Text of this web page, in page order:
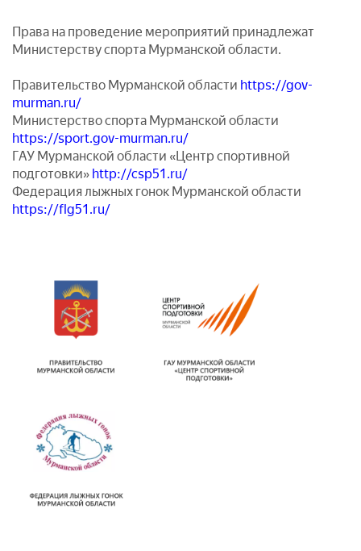
Права на проведение мероприятий принадлежат
Министерству спорта Мурманской области.
Правительство Мурманской области https://gov-
murman.ru/
Министерство спорта Мурманской области
https://sport.gov-murman.ru/
ГАУ Мурманской области «Центр спортивной
подготовки» http://csp51.ru/
Федерация лыжных гонок Мурманской области
https://flg51.ru/